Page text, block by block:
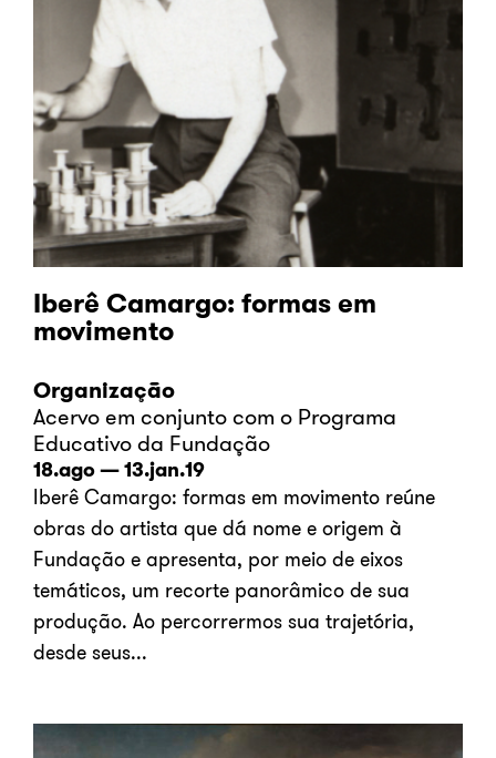
Iberê Camargo: formas em
movimento
Organização
Acervo em conjunto com o Programa
Educativo da Fundação
18.ago — 13.jan.19
Iberê Camargo: formas em movimento reúne
obras do artista que dá nome e origem à
Fundação e apresenta, por meio de eixos
temáticos, um recorte panorâmico de sua
produção. Ao percorrermos sua trajetória,
desde seus...